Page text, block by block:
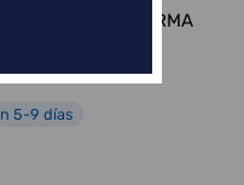
SURTIDAS FORMA
5-9 días